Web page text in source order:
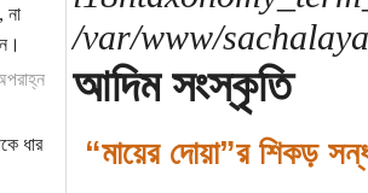
ধার
/var/www/
আদিম সংস্কৃতি
“মায়ের দোয়া”র শিকড়